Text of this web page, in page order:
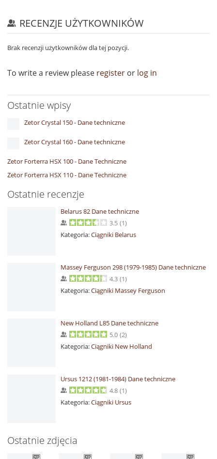
RECENZJE UŻYTKOWNIKÓW
Brak recenzji użytkowników dla tej pozycji.
To write a review please register or log in
Ostatnie wpisy
Zetor Crystal 150 - Dane techniczne
Zetor Crystal 160 - Dane techniczne
Zetor Forterra HSX 100 - Dane Techniczne
Zetor Forterra HSX 110 - Dane Techniczne
Ostatnie recenzje
Belarus 82 Dane techniczne
3.5 (1)
Kategoria:Ciągniki Belarus
Massey Ferguson 298 (1979-1985) Dane techniczne
4.3 (1)
Kategoria:Ciągniki Massey Ferguson
New Holland L85 Dane techniczne
5.0 (2)
Kategoria:Ciągniki New Holland
Ursus 1212 (1981-1984) Dane techniczne
4.8 (1)
Kategoria:Ciągniki Ursus
Ostatnie zdjęcia